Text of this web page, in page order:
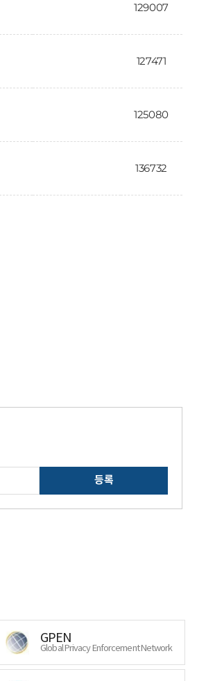
129007
127471
125080
136732
등록
GPEN
Global Privacy Enforcement Network